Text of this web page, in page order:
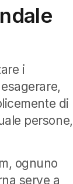
i
di
persone,
ognuno
serve a